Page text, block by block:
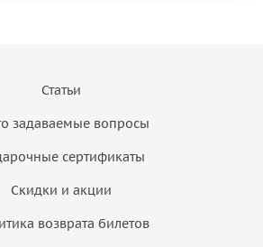
Статьи
задаваемые вопросы
сертификаты
Скидки и акции
возврата билетов